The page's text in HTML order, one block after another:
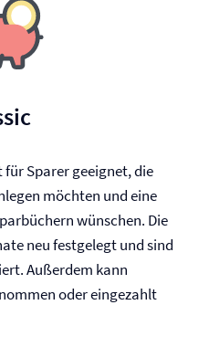
für Sparer geeignet, die
möchten und eine
wünschen. Die
neu festgelegt und sind
Außerdem kann
oder eingezahlt